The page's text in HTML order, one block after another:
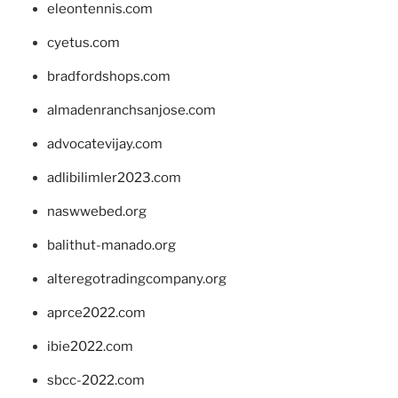
eleontennis.com
cyetus.com
bradfordshops.com
almadenranchsanjose.com
advocatevijay.com
adlibilimler2023.com
naswwebed.org
balithut-manado.org
alteregotradingcompany.org
aprce2022.com
ibie2022.com
sbcc-2022.com